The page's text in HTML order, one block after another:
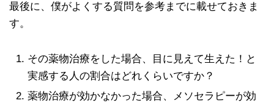
最後に、僕がよくする質問を参考までに載せておきま
す。
その薬物治療をした場合、目に見えて生えた！と
実感する人の割合はどれくらいですか？
薬物治療が効かなかった場合、メソセラピーが効